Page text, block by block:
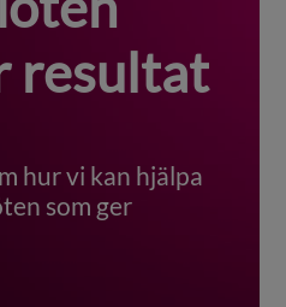
resultat
hur vi kan hjälpa
som ger